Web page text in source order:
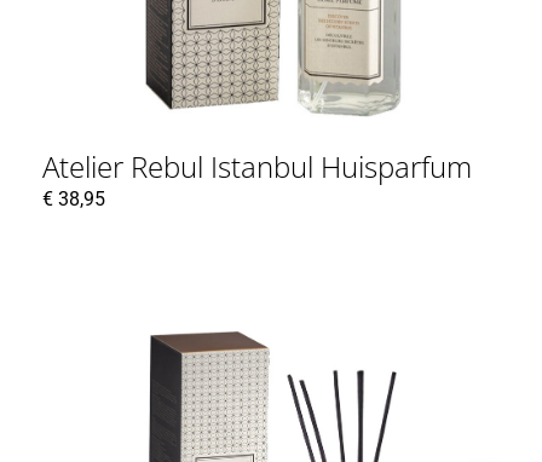
Atelier Rebul Istanbul Huisparfum
€ 38,95